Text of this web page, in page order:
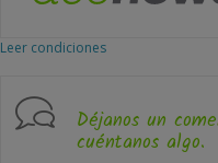
Leer condiciones
Déjanos un
cuéntanos algo.